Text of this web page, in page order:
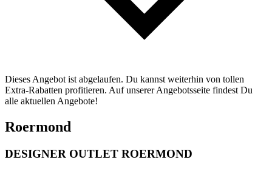
Dieses Angebot ist abgelaufen. Du kannst weiterhin von tollen
Extra-Rabatten profitieren. Auf unserer Angebotsseite findest Du
alle aktuellen Angebote!
Roermond
DESIGNER OUTLET ROERMOND